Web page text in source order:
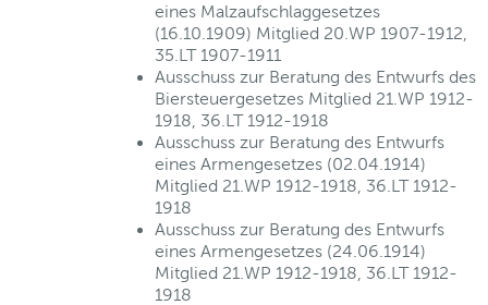
eines Malzaufschlaggesetzes
(16.10.1909) Mitglied 20.WP 1907-1912,
35.LT 1907-1911
Ausschuss zur Beratung des Entwurfs des
Biersteuergesetzes Mitglied 21.WP 1912-
1918, 36.LT 1912-1918
Ausschuss zur Beratung des Entwurfs
eines Armengesetzes (02.04.1914)
Mitglied 21.WP 1912-1918, 36.LT 1912-
1918
Ausschuss zur Beratung des Entwurfs
eines Armengesetzes (24.06.1914)
Mitglied 21.WP 1912-1918, 36.LT 1912-
1918